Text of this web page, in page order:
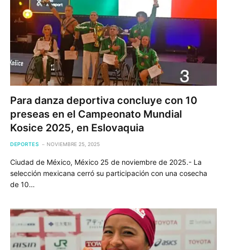
Para danza deportiva concluye con 10
preseas en el Campeonato Mundial
Kosice 2025, en Eslovaquia
DEPORTES NOVIEMBRE 25, 2025
Ciudad de México, México 25 de noviembre de 2025.- La
selección mexicana cerró su participación con una cosecha
de 10…